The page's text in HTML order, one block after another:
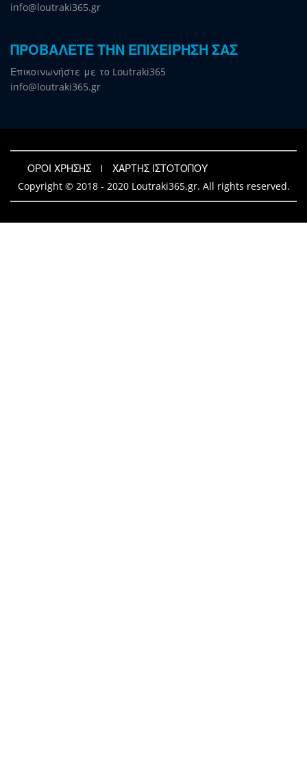
info@loutraki365.gr
ΠΡΟΒΑΛΕΤΕ ΤΗΝ ΕΠΙΧΕΙΡΗΣΗ ΣΑΣ
Επικοινωνήστε με το Loutraki365
info@loutraki365.gr
ΟΡΟΙ ΧΡΗΣΗΣ
ΧΑΡΤΗΣ ΙΣΤΟΤΟΠΟΥ
Copyright © 2018 - 2020 Loutraki365.gr. All rights reserved.